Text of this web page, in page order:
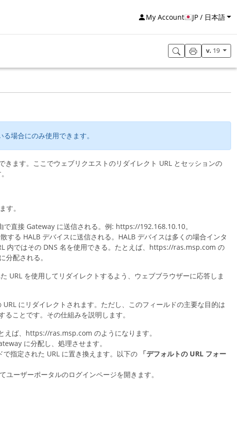
My Account JP / 日本語
v. 19
場合にのみ使用できます。
ます。ここでウェブリクエストのリダイレクト URL とセッションの
す。
直接 Gateway に送信される。例: https://192.168.10.10。
る HALB デバイスに送信される。HALB デバイスは多くの場合インタ
内ではその DNS 名を使用できる。たとえば、https://ras.msp.com の
配される。
URL を使用してリダイレクトするよう、ウェブブラウザーに応答しま
にリダイレクトされます。ただし、このフィールドの主要な目的は
ことです。その仕組みを説明します。
えば、https://ras.msp.com のようになります。
に分配し、処理させます。
で指定された URL に置き換えます。以下の
「デフォルトの URL フォー
ーザーポータルのログインページを開きます。